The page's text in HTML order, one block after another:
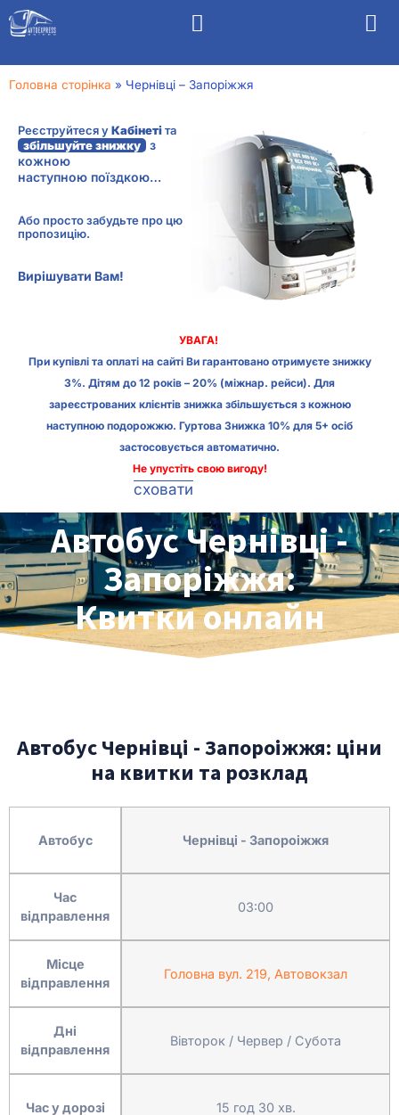
Головна сторінка » Чернівці – Запоріжжя
Реєструйтеся уКабінетіта
збільшуйте знижку з
кожною
наступною поїздкою…
Або просто забудьте про цю
пропозицію.
Вирішувати Вам!
УВАГА!
При купівлі та оплаті на сайті Ви гарантовано отримуєте знижку
3%. Дітям до 12 років – 20% (міжнар. рейси). Для
зареєстрованих клієнтів знижка збільшується з кожною
наступною подорожжю. Гуртова Знижка 10% для 5+ осіб
застосовується автоматично.
Не упустіть свою вигоду!
сховати
Автобус Чернівці -
Запоріжжя:
Квитки онлайн
Автобус Чернівці - Запороіжжя: ціни
на квитки та розклад
Автобус
Час
відправлення
Місце
відправлення
Дні
відправлення
Час у дорозі
Чернівці - Запороіжжя
03:00
Головна вул. 219, Автовокзал
Вівторок / Червер / Субота
15 год 30 хв.